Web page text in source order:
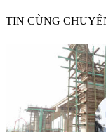
TIN CÙNG